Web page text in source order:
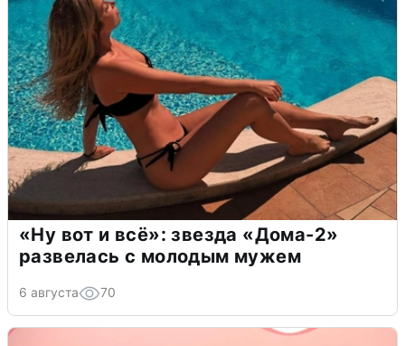
«Ну вот и всё»: звезда «Дома-2»
развелась с молодым мужем
6 августа 70